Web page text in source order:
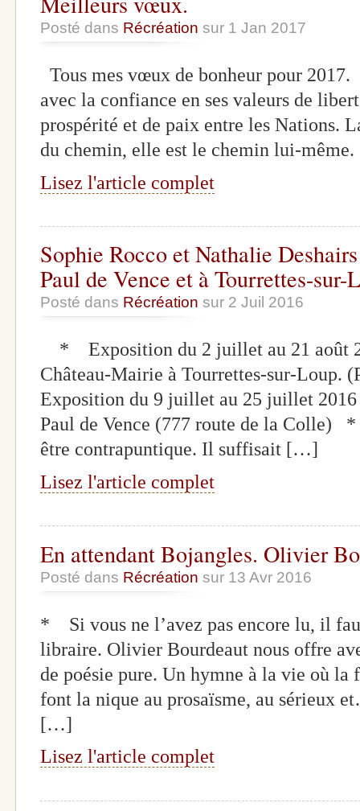
Posté dans Récréation sur 1 Jan 2017
Tous mes vœux de bonheur pour
avec la confiance en ses valeurs de
prospérité et de paix entre les Nations.
du chemin, elle est le chemin lui-
Lisez l'article complet
Sophie Rocco et Nathalie
Paul de Vence et à Tourrettes-sur-
Posté dans Récréation sur 2 Juil 2016
* Exposition du 2 juillet au 21 août
Château-Mairie à Tourrettes-sur-
Exposition du 9 juillet au 25 juillet 2016
Paul de Vence (777 route de la Colle)
être contrapuntique. Il suffisait […]
Lisez l'article complet
En attendant Bojangles. Olivier
Posté dans Récréation sur 13 Avr 2016
* Si vous ne l’avez pas encore lu, il
libraire. Olivier Bourdeaut nous offre
de poésie pure. Un hymne à la vie où la
font la nique au prosaïsme, au sérieux
[…]
Lisez l'article complet